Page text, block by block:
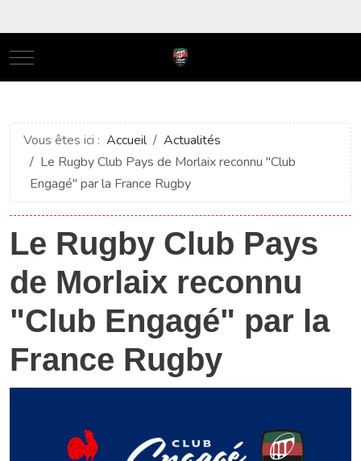
Mobile Menu Toggle
Vous êtes ici : Accueil
Actualités
Le Rugby Club Pays de Morlaix reconnu "Club
Engagé" par la France Rugby
Le Rugby Club Pays
de Morlaix reconnu
"Club Engagé" par la
France Rugby